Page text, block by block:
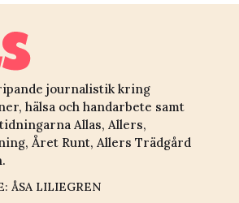
journalistik kring
hälsa och handarbete samt
Allas, Allers,
Året Runt, Allers Trädgård
ÅSA LILIEGREN